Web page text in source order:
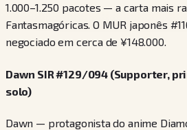
1.000–1.250 pacotes — a carta mais
Fantasmagóricas. O MUR japonês
negociado em cerca de ¥148.000.
Dawn SIR #129/094 (Supporter,
solo)
Dawn — protagonista do anime